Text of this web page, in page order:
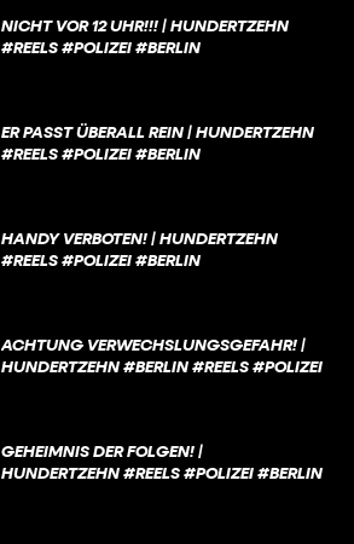
NICHT VOR 12 UHR!!! | HUNDERTZEHN
#REELS #POLIZEI #BERLIN
ER PASST ÜBERALL REIN | HUNDERTZEHN
#REELS #POLIZEI #BERLIN
HANDY VERBOTEN! | HUNDERTZEHN
#REELS #POLIZEI #BERLIN
ACHTUNG VERWECHSLUNGSGEFAHR! |
HUNDERTZEHN #BERLIN #REELS #POLIZEI
GEHEIMNIS DER FOLGEN! |
HUNDERTZEHN #REELS #POLIZEI #BERLIN